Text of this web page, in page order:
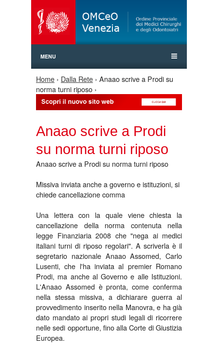
MENU
Tu sei qui
Home › Dalla Rete › Anaao scrive a Prodi su
norma turni riposo ›
Anaao scrive a Prodi
su norma turni riposo
Anaao scrive a Prodi su norma turni riposo
Missiva inviata anche a governo e istituzioni, si
chiede cancellazione comma
Una lettera con la quale viene chiesta la
cancellazione della norma contenuta nella
legge Finanziaria 2008 che "nega ai medici
italiani turni di riposo regolari". A scriverla è il
segretario nazionale Anaao Assomed, Carlo
Lusenti, che l'ha inviata al premier Romano
Prodi, ma anche al Governo e alle Istituzioni.
L'Anaao Assomed è pronta, come conferma
nella stessa missiva, a dichiarare guerra al
provvedimento inserito nella Manovra, e ha già
dato mandato ai propri studi legali di ricorrere
nelle sedi opportune, fino alla Corte di Giustizia
Europea.